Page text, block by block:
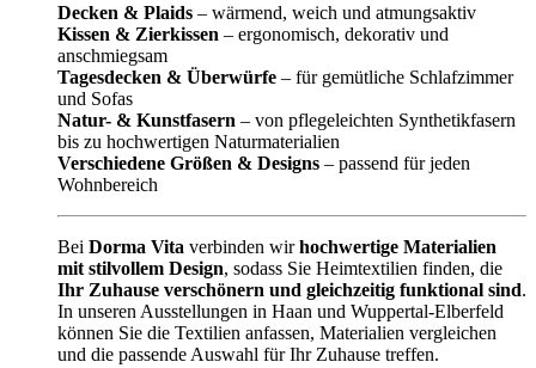
Decken & Plaids – wärmend, weich und atmungsaktiv
Kissen & Zierkissen – ergonomisch, dekorativ und
anschmiegsam
Tagesdecken & Überwürfe – für gemütliche Schlafzimmer
und Sofas
Natur- & Kunstfasern – von pflegeleichten Synthetikfasern
bis zu hochwertigen Naturmaterialien
Verschiedene Größen & Designs – passend für jeden
Wohnbereich
Bei Dorma Vita verbinden wirhochwertige Materialien
mit stilvollem Design, sodass Sie Heimtextilien finden, die
Ihr Zuhause verschönern und gleichzeitig funktional sind.
In unseren Ausstellungen in Haan und Wuppertal-Elberfeld
können Sie die Textilien anfassen, Materialien vergleichen
und die passende Auswahl für Ihr Zuhause treffen.